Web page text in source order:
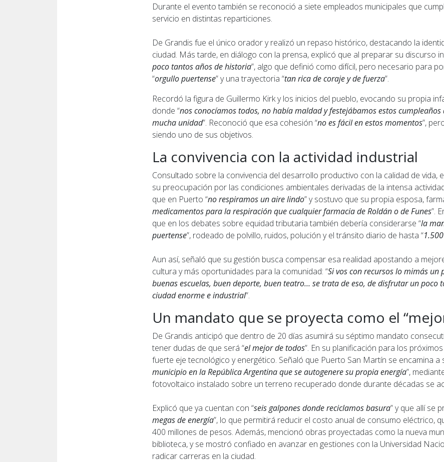
Durante el evento también se reconoció a siete empleados municipales que
servicio en distintas reparticiones.
De Grandis fue el único orador y realizó un repaso histórico, destacando la
ciudad. Más tarde, en diálogo con la prensa, explicó que al preparar su discurso
poco tantos años de historia”, algo que definió como difícil, pero necesario para
“orgullo puertense” y una trayectoria “tan rica de coraje y de fuerza”.
Recordó la figura de Guillermo Kirk y los inicios del pueblo, evocando su propia
donde “nos conocíamos todos, no había maldad y festejábamos estos cumpleaños
mucha unidad”. Reconoció que esa cohesión “no es fácil en estos momentos”,
siendo uno de sus objetivos.
La convivencia con la actividad industrial
Consultado sobre la convivencia del desarrollo productivo con la calidad de vida,
su preocupación por las condiciones ambientales derivadas de la intensa
que en Puerto “no respiramos un aire lindo” y sostuvo que su propia esposa,
medicamentos para la respiración que cualquier farmacia de Roldán o de Funes”.
que en los debates sobre equidad tributaria también debería considerarse “la
puertense”, rodeado de polvillo, ruidos, polución y el tránsito diario de hasta “
Aun así, señaló que su gestión busca compensar esa realidad apostando a
cultura y más oportunidades para la comunidad: “Si vos con recursos lo mimás
buenas escuelas, buen deporte, buen teatro… se trata de eso, de disfrutar un poco
ciudad enorme e industrial”.
Un mandato que se proyecta como el
De Grandis anticipó que dentro de 20 días asumirá su séptimo mandato
tener dudas de que será “el mejor de todos”. En su planificación para los
fuerte eje tecnológico y energético. Señaló que Puerto San Martín se encamina a
municipio en la República Argentina que se autogenere su propia energía”,
fotovoltaico instalado sobre un terreno recuperado donde durante décadas se
Explicó que ya cuentan con “seis galpones donde reciclamos basura” y que allí se
megas de energía”, lo que permitirá reducir el costo anual de consumo eléctrico,
400 millones de pesos. Además, mencionó obras proyectadas como la nueva
biblioteca, y se mostró confiado en avanzar en gestiones con la Universidad
radicar carreras en la ciudad.